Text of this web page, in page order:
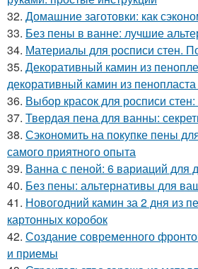
32. Домашние заготовки: как
33. Без пены в ванне: лучшие
34. Материалы для росписи стен.
35. Декоративный камин из
декоративный камин из
36. Выбор красок для росписи
37. Твердая пена для ванны:
38. Сэкономить на покупке пены
самого приятного опыта
39. Ванна с пеной: 6 вариаций для
40. Без пены: альтернативы для
41. Новогодний камин за 2 дня из
картонных коробок
42. Создание современного
и приемы